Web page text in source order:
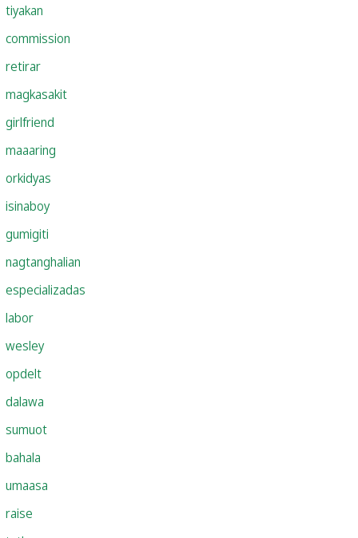
tiyakan
commission
retirar
magkasakit
girlfriend
maaaring
orkidyas
isinaboy
gumigiti
nagtanghalian
especializadas
labor
wesley
opdelt
dalawa
sumuot
bahala
umaasa
raise